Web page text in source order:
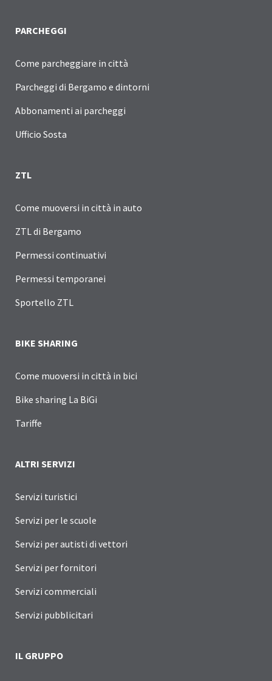
PARCHEGGI
Come parcheggiare in città
Parcheggi di Bergamo e dintorni
Abbonamenti ai parcheggi
Ufficio Sosta
ZTL
Come muoversi in città in auto
ZTL di Bergamo
Permessi continuativi
Permessi temporanei
Sportello ZTL
BIKE SHARING
Come muoversi in città in bici
Bike sharing La BiGi
Tariffe
ALTRI SERVIZI
Servizi turistici
Servizi per le scuole
Servizi per autisti di vettori
Servizi per fornitori
Servizi commerciali
Servizi pubblicitari
IL GRUPPO